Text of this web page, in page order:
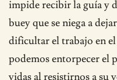
impide recibir la guía y
buey que se niega a
dificultar el trabajo en
podemos entorpecer el
vidas al resistirnos a su